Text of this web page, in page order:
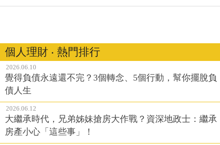
個人理財 ‧ 熱門排行
2026.06.10
覺得負債永遠還不完？3個轉念、5個行動，幫你擺脫負
債人生
2026.06.12
大繼承時代，兄弟姊妹搶房大作戰？資深地政士：繼承
房產小心「這些事」！